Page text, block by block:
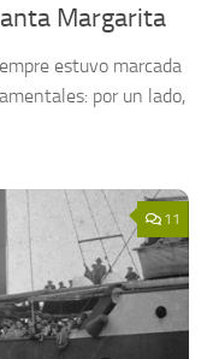
Margarita
estuvo marcada
por un lado,
11